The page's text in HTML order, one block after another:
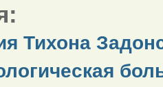
Тихона